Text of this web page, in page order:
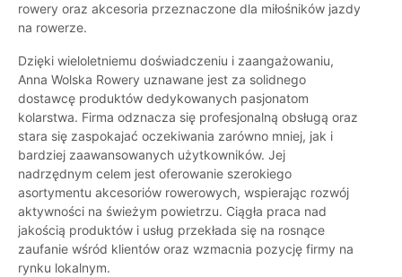
rowery oraz akcesoria przeznaczone dla miłośników jazdy
na rowerze.
Dzięki wieloletniemu doświadczeniu i zaangażowaniu,
Anna Wolska Rowery uznawane jest za solidnego
dostawcę produktów dedykowanych pasjonatom
kolarstwa. Firma odznacza się profesjonalną obsługą oraz
stara się zaspokajać oczekiwania zarówno mniej, jak i
bardziej zaawansowanych użytkowników. Jej
nadrzędnym celem jest oferowanie szerokiego
asortymentu akcesoriów rowerowych, wspierając rozwój
aktywności na świeżym powietrzu. Ciągła praca nad
jakością produktów i usług przekłada się na rosnące
zaufanie wśród klientów oraz wzmacnia pozycję firmy na
rynku lokalnym.